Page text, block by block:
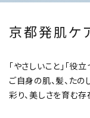
京都発肌ケ
「やさしいこと」「役
ご自身の肌、髪、た
彩り、美しさを育む存